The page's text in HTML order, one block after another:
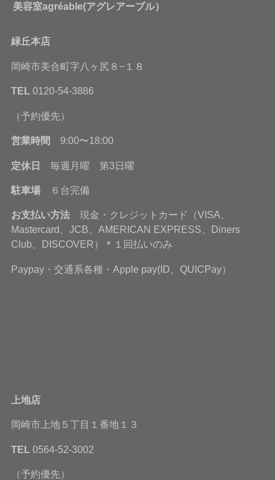
美容室agréable(アグレアーブル）
緑丘本店
岡崎市美合町字八ヶ尻８−１８
TEL 0120-54-3886
（予約優先）
営業時間 9:00〜18:00
定休日 毎週月曜 第3日曜
駐車場 ６台完備
お支払い方法現金・クレジットカード（VISA、
Mastercard、JCB、AMERICAN EXPRESS、Diners
Club、DISCOVER）＊１回払いのみ
Paypay・交通系各種・Apple pay(ID、QUICPay）
上地店
岡崎市上地５丁目１番地１３
TEL 0564-52-3002
（予約優先）